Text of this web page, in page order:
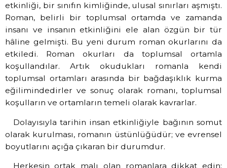
etkinliği, bir sınıfın kimliğinde, ulusal sınırları aşmıştı.
Roman, belirli bir toplumsal ortamda ve zamanda
insanı ve insanın etkinliğini ele alan özgün bir tür
hâline gelmişti. Bu yeni durum roman okurlarını da
etkiledi. Roman okurları da toplumsal ortamla
koşullandılar. Artık okudukları romanla kendi
toplumsal ortamları arasında bir bağdaşıklık kurma
eğilimindedirler ve sonuç olarak romanı, toplumsal
koşulların ve ortamların temeli olarak kavrarlar.
Dolayısıyla tarihin insan etkinliğiyle bağının somut
olarak kurulması, romanın üstünlüğüdür; ve evrensel
boyutlarını açığa çıkaran bir durumdur.
Herkesin ortak malı olan romanlara dikkat edin: